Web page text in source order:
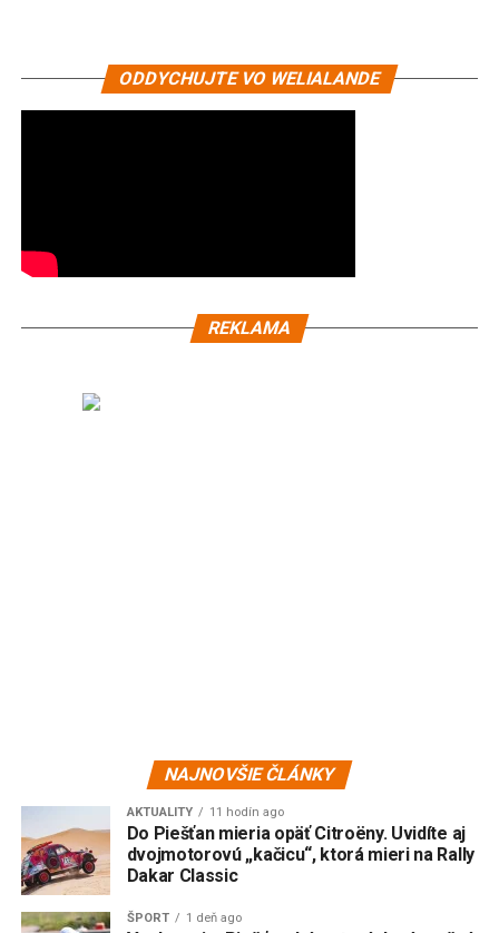
ODDYCHUJTE VO WELIALANDE
REKLAMA
NAJNOVŠIE ČLÁNKY
AKTUALITY 11 hodín ago
Do Piešťan mieria opäť Citroëny. Uvidíte aj
dvojmotorovú „kačicu“, ktorá mieri na Rally
Dakar Classic
ŠPORT 1 deň ago